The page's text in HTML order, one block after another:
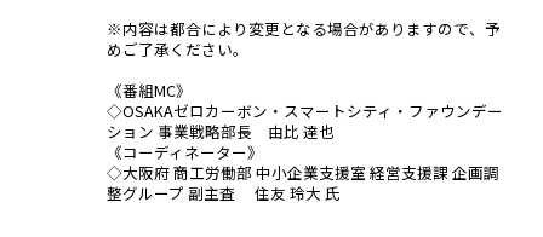
※内容は都合により変更となる場合がありますので、予
めご了承ください。
《番組MC》
◇OSAKAゼロカーボン・スマートシティ・ファウンデー
ション 事業戦略部長 由比 達也
《コーディネーター》
◇大阪府 商工労働部 中小企業支援室 経営支援課 企画調
整グループ 副主査 住友 玲大 氏